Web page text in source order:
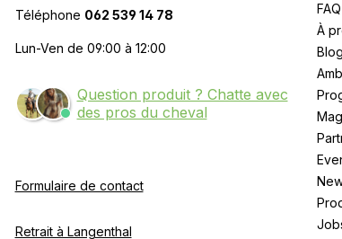
Téléphone 062 539 14 78
Lun-Ven de 09:00 à 12:00
Question produit ? Chatte avec
des pros du cheval
Formulaire de contact
Retrait à Langenthal
FAQ
À
Blog